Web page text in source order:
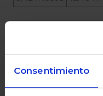
Consentimiento